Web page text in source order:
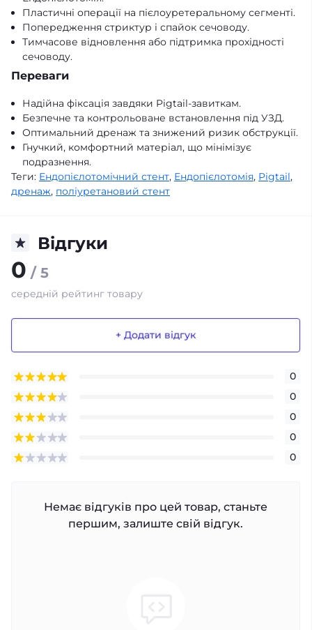
Пластичні операції на пієлоуретеральному сегменті.
Попередження стриктур і спайок сечоводу.
Тимчасове відновлення або підтримка прохідності
сечоводу.
Переваги
Надійна фіксація завдяки Pigtail-завиткам.
Безпечне та контрольоване встановлення під УЗД.
Оптимальний дренаж та знижений ризик обструкції.
Гнучкий, комфортний матеріал, що мінімізує
подразнення.
Теги: Ендопієлотомічний стент, Ендопієлотомія, Pigtail,
дренаж, поліуретановий стент
Відгуки
0 / 5
середній рейтинг товару
+ Додати відгук
0
0
0
0
0
Немає відгуків про цей товар, станьте
першим, залиште свій відгук.